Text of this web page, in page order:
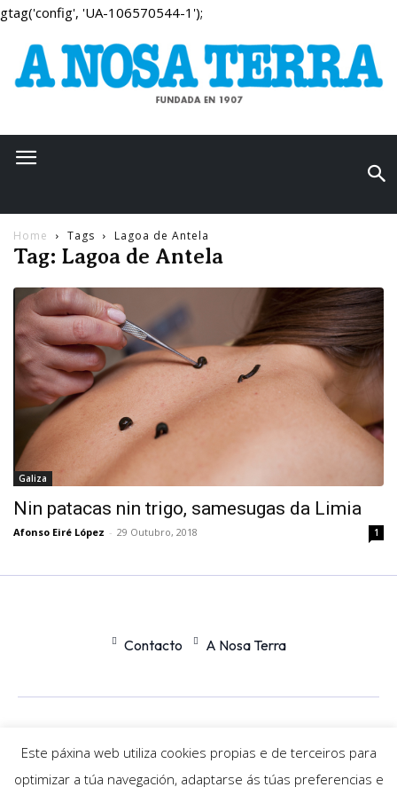
gtag('config', 'UA-106570544-1');
Home Tags Lagoa de Antela
Tag: Lagoa de Antela
Galiza
Nin patacas nin trigo, samesugas da Limia
Afonso Eiré López - 29 Outubro, 2018 1
Contacto A Nosa Terra
OfficeNexus
© Newspaper WordPress Theme by TagDiv
Este páxina web utiliza cookies propias e de terceiros para
optimizar a túa navegación, adaptarse ás túas preferencias e